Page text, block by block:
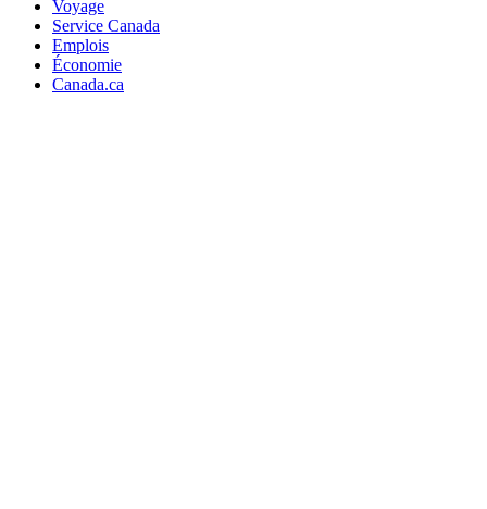
Voyage
Service Canada
Emplois
Économie
Canada.ca